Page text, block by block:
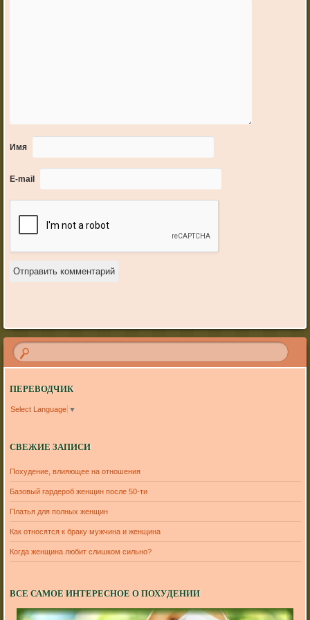
Имя
E-mail
ПЕРЕВОДЧИК
Select Language ▼
СВЕЖИЕ ЗАПИСИ
Похудение, влияющее на отношения
Базовый гардероб женщин после 50-ти
Платья для полных женщин
Как относятся к браку мужчина и женщина
Когда женщина любит слишком сильно?
ВСЕ САМОЕ ИНТЕРЕСНОЕ О ПОХУДЕНИИ